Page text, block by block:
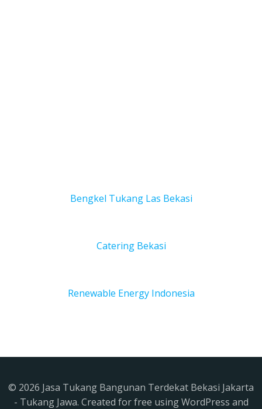
Bengkel Tukang Las Bekasi
Catering Bekasi
Renewable Energy Indonesia
© 2026 Jasa Tukang Bangunan Terdekat Bekasi Jakarta
- Tukang Jawa. Created for free using WordPress and